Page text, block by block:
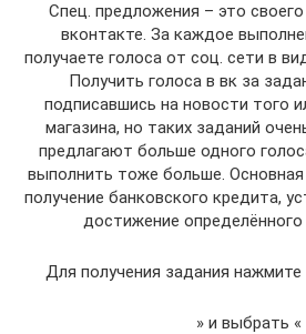
Спец. предложения – это
вконтакте. За каждое
получаете голоса от соц. сети в
Получить голоса в вк за
подписавшись на новости того
магазина, но таких заданий
предлагают больше одного
выполнить тоже больше.
получение банковского кредита,
достижение определённого
Для получения задания нажмите
» и выбрать «